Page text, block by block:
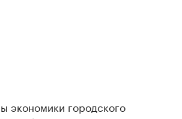
экономики городского